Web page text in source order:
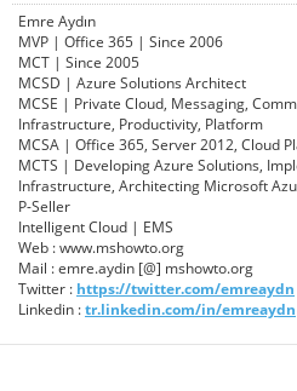
Emre Aydın
MVP | Office 365 | Since 2006
MCT | Since 2005
MCSD | Azure Solutions Architect
MCSE | Private Cloud, Messaging,
Infrastructure, Productivity, Platform
MCSA | Office 365, Server 2012, Cloud
MCTS | Developing Azure Solutions,
Infrastructure, Architecting Microsoft
P-Seller
Intelligent Cloud | EMS
Web : www.mshowto.org
Mail : emre.aydin [@] mshowto.org
Twitter : https://twitter.com/emreaydn
Linkedin :tr.linkedin.com/in/emreaydn